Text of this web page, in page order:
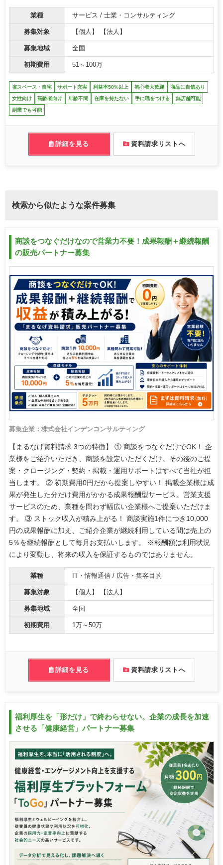
業種 サービス / 士業・コンサルティング
募集対象 【個人】 【法人】
募集地域 全国
初期費用 51～100万
省スペース・自宅 サポート充実 利益率50%以上 初心者大歓迎 商品に自信あり
女性向け 高齢者向け 年齢不問 在庫を持たない 手に職をつける 無店舗可能
副業でも可能
詳細を見る 資料請求リストへ
検索から似たような案件募集
商談をつなぐだけなので営業力不要！成果報酬＋継続報酬
の販売パートナー募集
募集企業：株式会社インデンコンサルティング
【まるなげ資料請求 3つの特徴】 ① 商談をつなぐだけでOK！ 企
業様をご紹介いただき、商談を設定いただくだけ。その後のご提
案・クロージング・契約・掲載・運用サポートはすべて当社が担
当します。 ② 初期費用0円だから提案しやすい！ 掲載企業様は成
果が発生した分だけ費用がかかる成果報酬型サービス。営業支援
サービスのため、業種を問わず幅広い企業様へご提案いただけま
す。 ③ ストック収入が積み上がる！ 商談実施1件につき10,000
円の成果報酬に加え、ご紹介企業が継続利用している間は売上の
5％を継続報酬として毎月お支払いします。 ※報酬額は利用状況
により変動し、将来の収入を保証するものではありません。
業種 IT・情報通信 / 広告・集客目的
募集対象 【個人】 【法人】
募集地域 全国
初期費用 1万～50万
詳細を見る 資料請求リストへ
福利厚生を「形だけ」で終わらせない。企業の成長を加速
させる「健康経営」パートナー募集